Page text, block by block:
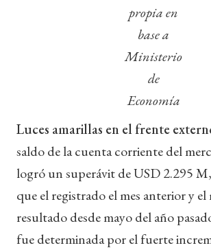
propia en
base a
Ministerio
de
Economía
Luces amarillas en el frente
saldo de la cuenta corriente del
logró un superávit de USD 2.295
que el registrado el mes anterior y el
resultado desde mayo del año
fue determinada por el fuerte